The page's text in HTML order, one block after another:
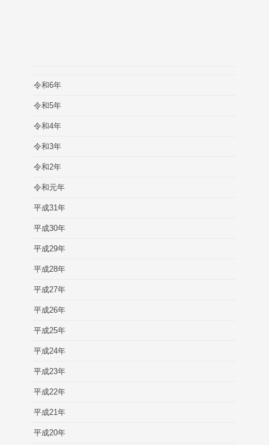
令和6年
令和5年
令和4年
令和3年
令和2年
令和元年
平成31年
平成30年
平成29年
平成28年
平成27年
平成26年
平成25年
平成24年
平成23年
平成22年
平成21年
平成20年